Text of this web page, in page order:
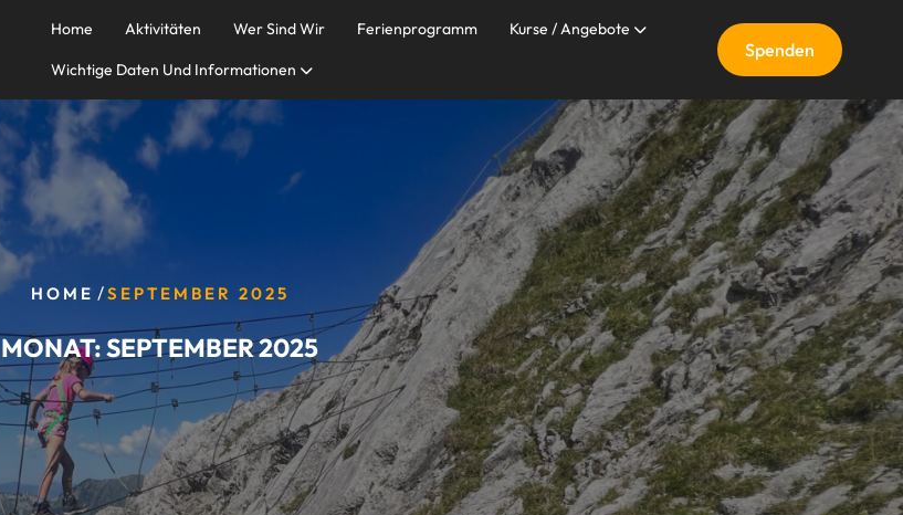
Home Aktivitäten Wer Sind Wir Ferienprogramm Kurse / Angebote
Wichtige Daten Und Informationen
Spenden
HOME /SEPTEMBER 2025
MONAT:SEPTEMBER 2025